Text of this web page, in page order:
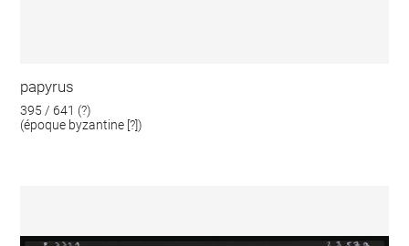
papyrus
395 / 641 (?)
(époque byzantine [?])